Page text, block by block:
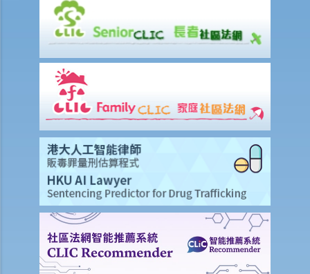
工傷或有關意外之報告
僱主向勞工處報告與工作有關的意外之時限是多久？
其他有關工傷的事項
如何安排支付工傷賠償？
若然我不能與僱主和平地解決工傷賠償問題，將案件呈交法院的時限是
多久？
若然我對條例所給予的補償感到不滿，或者我認為僱主忽略了應有的安
全措施，我可否進一步提出申索？
受保人已失蹤了數年，其保單受益人可否向保險公司索取死亡賠償？
在處理索償時，保險公司會否接受中醫發出的醫療報告 / 醫生紙？